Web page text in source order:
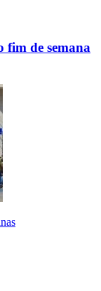
fim de semana